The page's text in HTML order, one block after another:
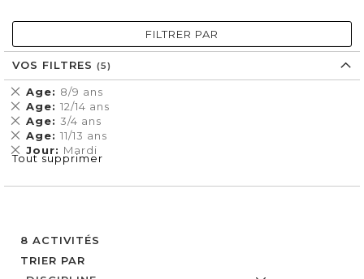
8 ACTIVITÉS
TRIER PAR
FILTRER PAR
VOS FILTRES
Age 8/9 ans
Supprimer
cet
Élément
Age 12/14 ans
Supprimer
cet
Élément
Age 3/4 ans
Supprimer
cet
Élément
Age 11/13 ans
Supprimer
cet
Élément
Jour Mardi
Supprimer
cet
Tout supprimer